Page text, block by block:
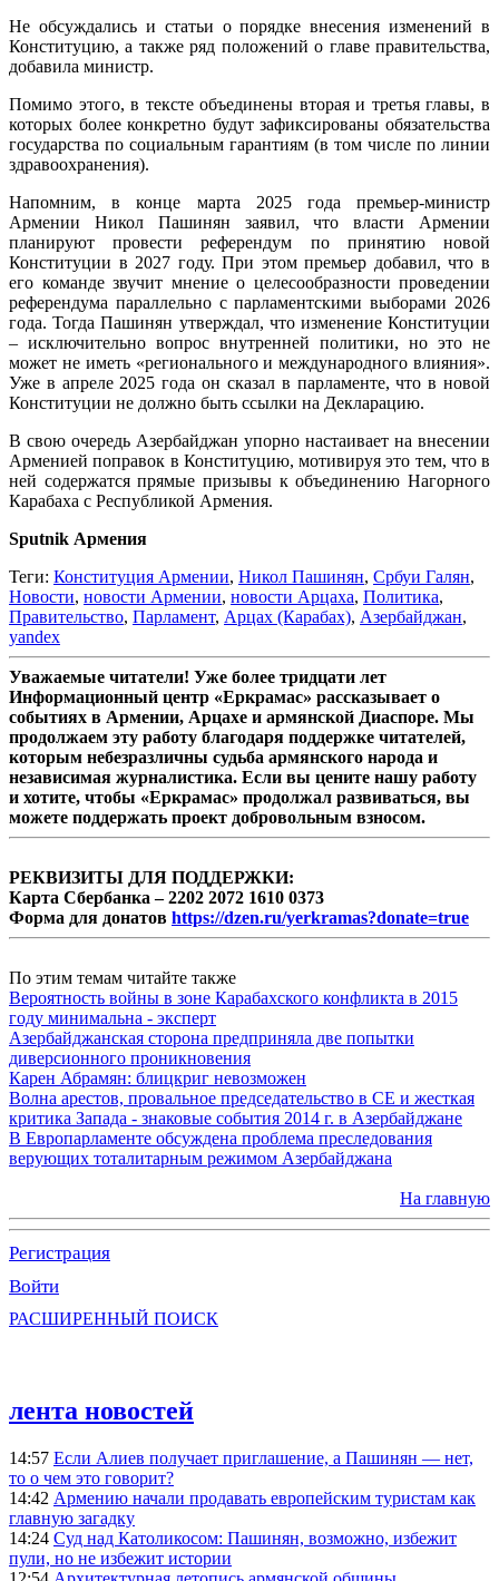
Не обсуждались и статьи о порядке внесения изменений в
Конституцию, а также ряд положений о главе правительства,
добавила министр.
Помимо этого, в тексте объединены вторая и третья главы, в
которых более конкретно будут зафиксированы обязательства
государства по социальным гарантиям (в том числе по линии
здравоохранения).
Напомним, в конце марта 2025 года премьер-министр
Армении Никол Пашинян заявил, что власти Армении
планируют провести референдум по принятию новой
Конституции в 2027 году. При этом премьер добавил, что в
его команде звучит мнение о целесообразности проведении
референдума параллельно с парламентскими выборами 2026
года. Тогда Пашинян утверждал, что изменение Конституции
– исключительно вопрос внутренней политики, но это не
может не иметь «регионального и международного влияния».
Уже в апреле 2025 года он сказал в парламенте, что в новой
Конституции не должно быть ссылки на Декларацию.
В свою очередь Азербайджан упорно настаивает на внесении
Арменией поправок в Конституцию, мотивируя это тем, что в
ней содержатся прямые призывы к объединению Нагорного
Карабаха с Республикой Армения.
Sputnik Армения
Теги: Конституция Армении, Никол Пашинян, Србуи Галян,
Новости, новости Армении, новости Арцаха, Политика,
Правительство, Парламент, Арцах (Карабах), Азербайджан,
yandex
Уважаемые читатели! Уже более тридцати лет
Информационный центр «Еркрамас» рассказывает о
событиях в Армении, Арцахе и армянской Диаспоре. Мы
продолжаем эту работу благодаря поддержке читателей,
которым небезразличны судьба армянского народа и
независимая журналистика. Если вы цените нашу работу
и хотите, чтобы «Еркрамас» продолжал развиваться, вы
можете поддержать проект добровольным взносом.
РЕКВИЗИТЫ ДЛЯ ПОДДЕРЖКИ:
Карта Сбербанка – 2202 2072 1610 0373
Форма для донатов https://dzen.ru/yerkramas?donate=true
По этим темам читайте также
Вероятность войны в зоне Карабахского конфликта в 2015
году минимальна - эксперт
Азербайджанская сторона предприняла две попытки
диверсионного проникновения
Карен Абрамян: блицкриг невозможен
Волна арестов, провальное председательство в СЕ и жесткая
критика Запада - знаковые события 2014 г. в Азербайджане
В Европарламенте обсуждена проблема преследования
верующих тоталитарным режимом Азербайджана
На главную
Регистрация
Войти
РАСШИРЕННЫЙ ПОИСК
лента новостей
14:57 Если Алиев получает приглашение, а Пашинян — нет,
то о чем это говорит?
14:42 Армению начали продавать европейским туристам как
главную загадку
14:24 Суд над Католикосом: Пашинян, возможно, избежит
пули, но не избежит истории